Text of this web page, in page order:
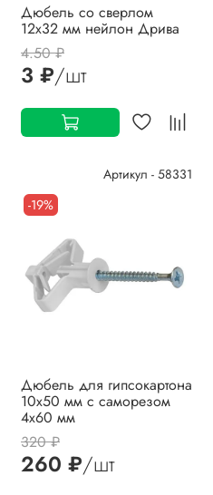
Дюбель со сверлом
12х32 мм нейлон Дрива
4.50 ₽
3 ₽/шт
Артикул - 58331
-19%
Дюбель для гипсокартона
10х50 мм с саморезом
4х60 мм
320 ₽
260 ₽/шт